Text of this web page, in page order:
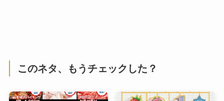
このネタ、もうチェックした？